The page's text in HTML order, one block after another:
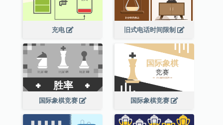
充电 旧式电话时间限制
国际象棋竞赛 国际象棋竞赛